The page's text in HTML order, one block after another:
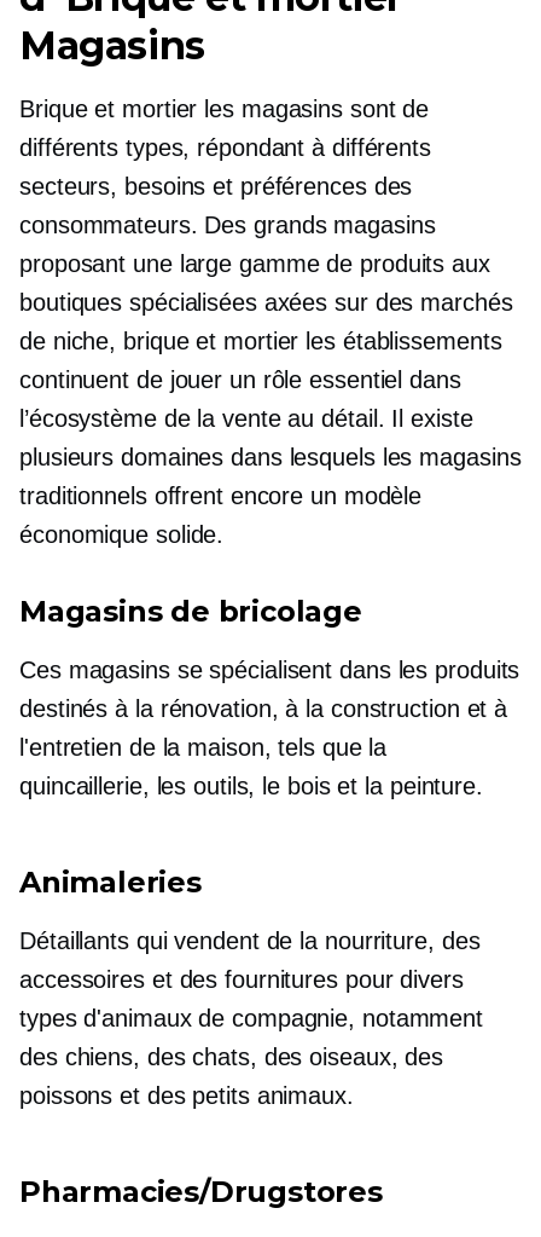
Magasins
Brique et mortier les magasins sont de
différents types, répondant à différents
secteurs, besoins et préférences des
consommateurs. Des grands magasins
proposant une large gamme de produits aux
boutiques spécialisées axées sur des marchés
de niche, brique et mortier les établissements
continuent de jouer un rôle essentiel dans
l’écosystème de la vente au détail. Il existe
plusieurs domaines dans lesquels les magasins
traditionnels offrent encore un modèle
économique solide.
Magasins de bricolage
Ces magasins se spécialisent dans les produits
destinés à la rénovation, à la construction et à
l'entretien de la maison, tels que la
quincaillerie, les outils, le bois et la peinture.
Animaleries
Détaillants qui vendent de la nourriture, des
accessoires et des fournitures pour divers
types d'animaux de compagnie, notamment
des chiens, des chats, des oiseaux, des
poissons et des petits animaux.
Pharmacies/Drugstores